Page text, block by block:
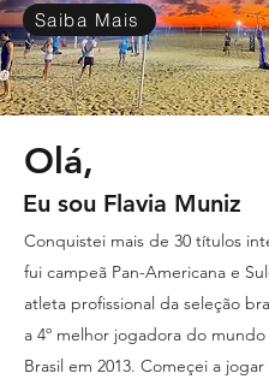
Saiba Mais
Conquistei mais de 30 títulos
fui campeã Pan-Americana e
atleta profissional da seleção
a 4º melhor jogadora do mundo
Brasil em 2013. Começei a jogar
Olá,
Eu sou Flavia Muniz